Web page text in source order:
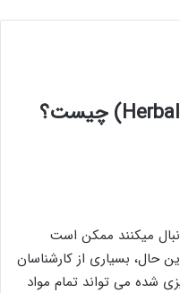
پروتئین گیاهی (Herbal protein) چیست؟
میکنند ممکن است
حال، بسیاری از کارشناسان
شده می تواند تمام مواد